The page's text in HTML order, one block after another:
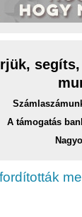
A támogatás